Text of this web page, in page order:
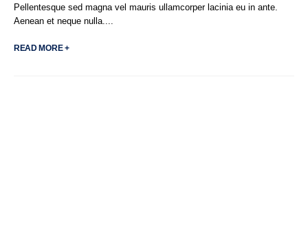
Pellentesque sed magna vel mauris ullamcorper lacinia eu in ante.
Aenean et neque nulla....
READ MORE +